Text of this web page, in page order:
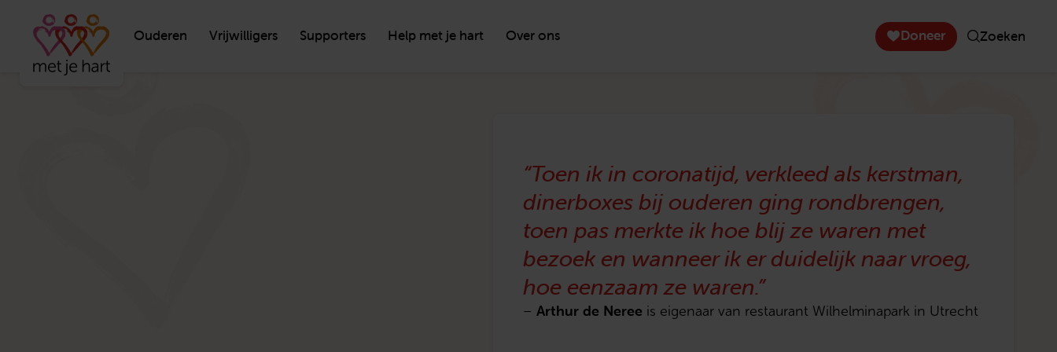
Ouderen Vrijwilligers Supporters Help met je hart Over ons Doneer Zoeken
“Toen ik in coronatijd, verkleed als kerstman,
dinerboxes bij ouderen ging rondbrengen,
toen pas merkte ik hoe blij ze waren met
bezoek en wanneer ik er duidelijk naar vroeg,
hoe eenzaam ze waren.”
– Arthur de Neree is eigenaar van restaurant Wilhelminapark in Utrecht